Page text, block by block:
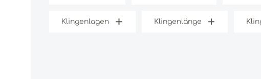
Klingenlagen Klingenlänge